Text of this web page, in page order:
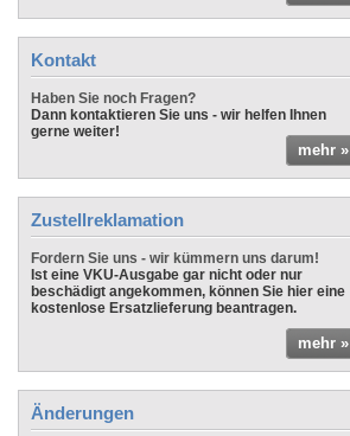
Kontakt
Haben Sie noch Fragen?
Dann kontaktieren Sie uns - wir helfen Ihnen
gerne weiter!
mehr »
Zustellreklamation
Fordern Sie uns - wir kümmern uns darum!
Ist eine VKU-Ausgabe gar nicht oder nur
beschädigt angekommen, können Sie hier eine
kostenlose Ersatzlieferung beantragen.
mehr »
Änderungen